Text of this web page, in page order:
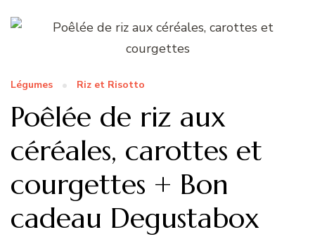
Légumes Riz et Risotto
Poêlée de riz aux
céréales, carottes et
courgettes + Bon
cadeau Degustabox